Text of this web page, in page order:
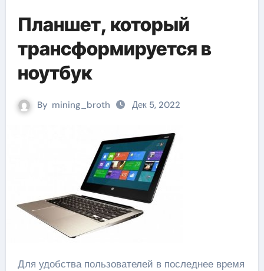
Планшет, который
трансформируется в
ноутбук
By mining_broth Дек 5, 2022
Для удобства пользователей в последнее время